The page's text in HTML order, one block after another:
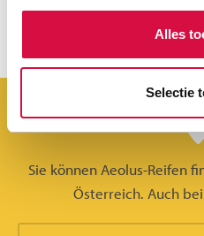
Alles
Selectie
STARK IN JEDER
Sie können Aeolus-Reifen
Österreich. Auch